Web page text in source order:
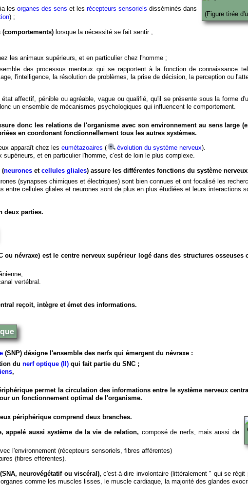
(Figure tirée
les organes des sens et les récepteurs sensoriels disséminés dans
) ;
lorsque la nécessité se fait sentir ;
les animaux supérieurs, et en particulier chez l'homme ;
des processus mentaux qui se rapportent à la fonction de connaissance
l'intelligence, la résolution de problèmes, la prise de décision, la perception ou
affectif, pénible ou agréable, vague ou qualifié, qu'il se présente sous la forme
un ensemble de mécanismes psychologiques qui influencent le comportement.
donc les relations de l'organisme avec son environnement au sens large
en coordonant fonctionnellement tous les autres systèmes.
apparaît chez leseumétazoaires ( évolution du système nerveux).
supérieurs, et en particulier l'homme, c'est de loin le plus complexe.
(neurones etcellules gliales) assure les différentes fonctions du système
(synapses chimiques et électriques) sont bien connues et ont focalisé les
entre cellules gliales et neurones sont de plus en plus étudiées et leurs interactions
deux parties.
ou névraxe) est le centre nerveux supérieur logé dans des structures
vertébral.
reçoit, intègre et émet des informations.
(SNP) désigne l'ensemble des nerfs qui émergent du névraxe :
du nerf optique (II) qui fait partie du SNC ;
,
permet la circulation des informations entre le système nerveux
un fonctionnement optimal de l'organisme.
périphérique comprend deux branches.
appelé aussi système de la vie de relation, composé de nerfs, mais aussi de
l'environnement (récepteurs sensoriels, fibres afférentes)
(fibres efférentes).
neurovégétatif ou viscéral), c'est-à-dire involontaire (littéralement " qui se
comme les muscles lisses, le muscle cardiaque, la majorité des glandes